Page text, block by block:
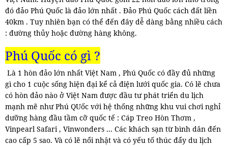
đó đảo Phú Quốc là đảo lớn nhất . Đảo Phú Quốc cách đất liền
40km . Tuy nhiên bạn có thể đến đây dễ dàng bằng nhiều cách
: đường thủy hoặc đường hàng không.
Phú Quốc có gì ?
Là 1 hòn đảo lớn nhất Việt Nam , Phú Quốc có đầy đủ những
gì cho 1 cuộc sống hiện đại kể cả điện lưới quốc gia. Có lẽ chưa
có hòn đảo nào ở Việt Nam được đầu tư phát triển du lịch
mạnh mẽ như Phú QUốc với hệ thống những khu vui chơi nghỉ
dưỡng hàng đầu tầm cỡ quốc tế : Cáp Treo Hòn Thơm ,
Vinpearl Safari , Vinwonders ... Các khách sạn từ bình dân đến
cao cấp 5 sao. Và có lẽ nổi nhật và có yếu tố thúc đẩy du lịch